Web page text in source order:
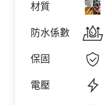
材質
防水係數
保固
電壓